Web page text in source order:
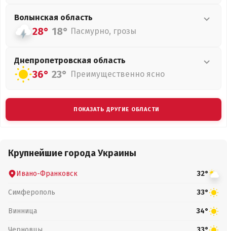
Волынская область
28° 18° Пасмурно, грозы
Днепропетровская область
36° 23° Преимущественно ясно
ПОКАЗАТЬ ДРУГИЕ ОБЛАСТИ
Крупнейшие города Украины
Ивано-Франковск 32°
Симферополь 33°
Винница 34°